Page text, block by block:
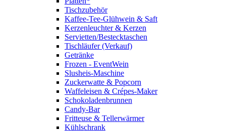
Tischzubehör
Kaffee-Tee-Glühwein & Saft
Kerzenleuchter & Kerzen
Servietten/Bestecktaschen
Tischläufer (Verkauf)
Getränke
Frozen - EventWein
Slusheis-Maschine
Zuckerwatte & Popcorn
Waffeleisen & Crépes-Maker
Schokoladenbrunnen
Candy-Bar
Fritteuse & Tellerwärmer
Kühlschrank